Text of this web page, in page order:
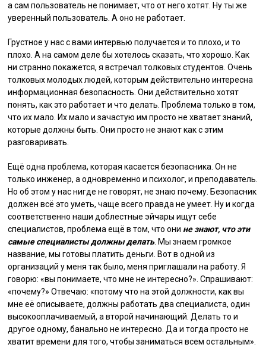
а сам пользователь не понимает, что от него хотят. Ну ты же
уверенный пользователь. А оно не работает.
Грустное у нас с вами интервью получается и то плохо, и то
плохо. А на самом деле бы хотелось сказать, что хорошо. Как
ни странно покажется, я встречал толковых студентов. Очень
толковых молодых людей, которым действительно интересна
информационная безопасность. Они действительно хотят
понять, как это работает и что делать. Проблема только в том,
что их мало. Их мало и зачастую им просто не хватает знаний,
которые должны быть. Они просто не знают как с этим
разговаривать.
Ещё одна проблема, которая касается безопасника. Он не
только инженер, а одновременно и психолог, и преподаватель.
Но об этом у нас нигде не говорят, не знаю почему. Безопасник
должен всё это уметь, чаще всего правда не умеет. Ну и когда
соответственно наши доблестные эйчары ищут себе
специалистов, проблема ещё в том, что они не знают, что эти
самые специалисты должны делать. Мы знаем громкое
название, мы готовы платить деньги. Вот в одной из
организаций у меня так было, меня приглашали на работу. Я
говорю: «вы понимаете, что мне не интересно?». Спрашивают:
«почему?» Отвечаю: «потому что на этой должности, как вы
мне её описываете, должны работать два специалиста, один
высокооплачиваемый, а второй начинающий. Делать то и
другое одному, банально не интересно. Да и тогда просто не
хватит времени для того, чтобы заниматься всем остальным».